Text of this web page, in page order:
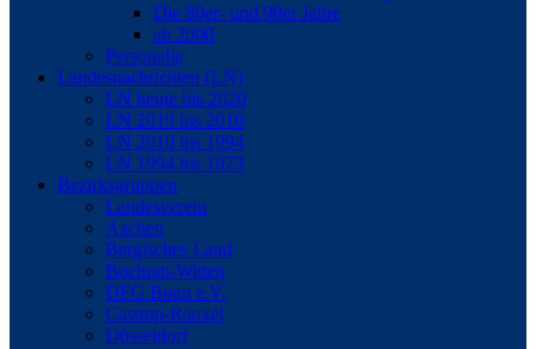
Die 80er- und 90er Jahre
ab 2000
Personalia
Landesnachrichten (LN)
LN heute bis 2020
LN 2019 bis 2010
LN 2010 bis 1994
LN 1994 bis 1973
Bezirksgruppen
Landesverein
Aachen
Bergisches Land
Bochum-Witten
DFG Bonn e.V.
Castrop-Rauxel
Düsseldorf